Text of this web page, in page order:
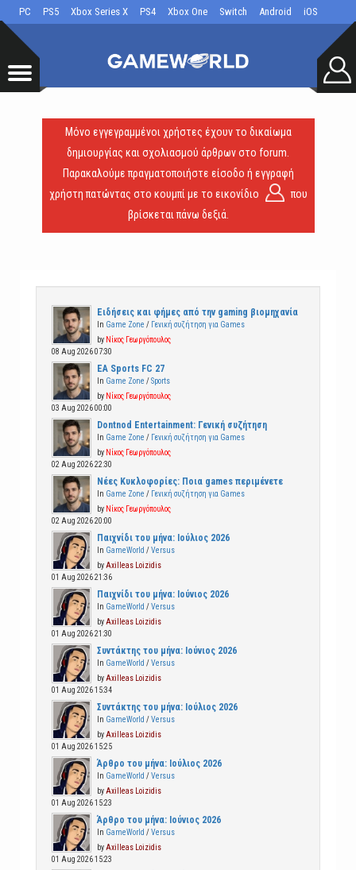
PC PS5 Xbox Series X PS4 Xbox One Switch Android iOS
Μόνο εγγεγραμμένοι χρήστες έχουν το δικαίωμα
δημιουργίας και σχολιασμού άρθρων στο forum.
Παρακαλούμε πραγματοποιήστε είσοδο ή εγγραφή
χρήστη πατώντας στο κουμπί με το εικονίδιο
που
βρίσκεται πάνω δεξιά.
Ειδήσεις και φήμες από την gaming βιομηχανία
In Game Zone / Γενική συζήτηση για Games
by Νίκος Γεωργόπουλος
08 Aug 2026 07:30
EA Sports FC 27
In Game Zone /Sports
by Νίκος Γεωργόπουλος
03 Aug 2026 00:00
Dontnod Entertainment: Γενική συζήτηση
In Game Zone / Γενική συζήτηση για Games
by Νίκος Γεωργόπουλος
02 Aug 2026 22:30
Νέες Κυκλοφορίες: Ποια games περιμένετε
In Game Zone / Γενική συζήτηση για Games
by Νίκος Γεωργόπουλος
02 Aug 2026 20:00
Παιχνίδι του μήνα: Ιούλιος 2026
In GameWorld /Versus
by Axilleas Loizidis
01 Aug 2026 21:36
Παιχνίδι του μήνα: Ιούνιος 2026
In GameWorld /Versus
by Axilleas Loizidis
01 Aug 2026 21:30
Συντάκτης του μήνα: Ιούνιος 2026
In GameWorld /Versus
by Axilleas Loizidis
01 Aug 2026 15:34
Συντάκτης του μήνα: Ιούλιος 2026
In GameWorld /Versus
by Axilleas Loizidis
01 Aug 2026 15:25
Άρθρο του μήνα: Ιούλιος 2026
In GameWorld /Versus
by Axilleas Loizidis
01 Aug 2026 15:23
Άρθρο του μήνα: Ιούνιος 2026
In GameWorld /Versus
by Axilleas Loizidis
01 Aug 2026 15:23